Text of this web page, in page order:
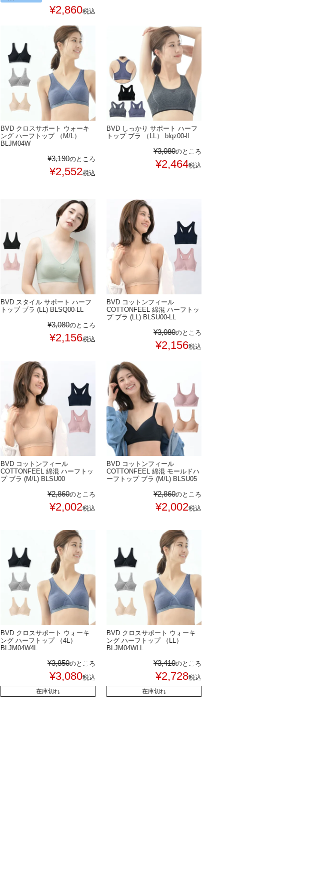
¥2,860税込
BVD クロスサポート ウォーキ
ング ハーフトップ （M/L）
BLJM04W
¥3,190のところ
¥2,552税込
BVD しっかり サポート ハーフ
トップ ブラ （LL） blqz00-ll
¥3,080のところ
¥2,464税込
BVD スタイル サポート ハーフ
トップ ブラ (LL) BLSQ00-LL
¥3,080のところ
¥2,156税込
BVD コットンフィール
COTTONFEEL 綿混 ハーフトッ
プ ブラ (LL) BLSU00-LL
¥3,080のところ
¥2,156税込
BVD コットンフィール
COTTONFEEL 綿混 ハーフトッ
プ ブラ (M/L) BLSU00
¥2,860のところ
¥2,002税込
BVD コットンフィール
COTTONFEEL 綿混 モールドハ
ーフトップ ブラ (M/L) BLSU05
¥2,860のところ
¥2,002税込
BVD クロスサポート ウォーキ
ング ハーフトップ （4L）
BLJM04W4L
¥3,850のところ
¥3,080税込
在庫切れ
BVD クロスサポート ウォーキ
ング ハーフトップ （LL）
BLJM04WLL
¥3,410のところ
¥2,728税込
在庫切れ